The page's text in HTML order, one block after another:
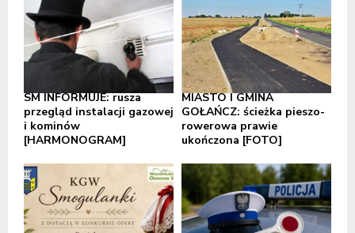
SM INFORMUJE: rusza
przegląd instalacji gazowej
i kominów
[HARMONOGRAM]
MIASTO I GMINA
GOŁAŃCZ: ścieżka pieszo-
rowerowa prawie
ukończona [FOTO]